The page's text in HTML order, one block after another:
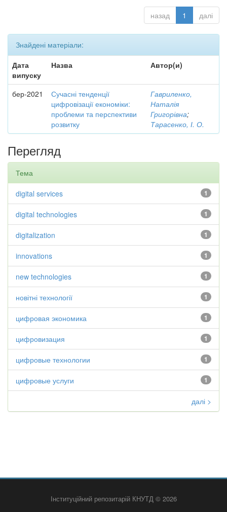
назад 1 далі
Знайдені матеріали:
Дата
випуску
Назва Автор(и)
бер-2021
Сучасні тенденції
цифровізації економіки:
проблеми та перспективи
розвитку
Гавриленко,
Наталія
Григорівна;
Тарасенко, І. О.
Перегляд
Тема
1
digital services
1
digital technologies
1
digitalization
1
innovations
1
new technologies
1
новітні технології
1
цифровая экономика
1
цифровизация
1
цифровые технологии
1
цифровые услуги
далі >
Інституційний репозитарій КНУТД © 2026